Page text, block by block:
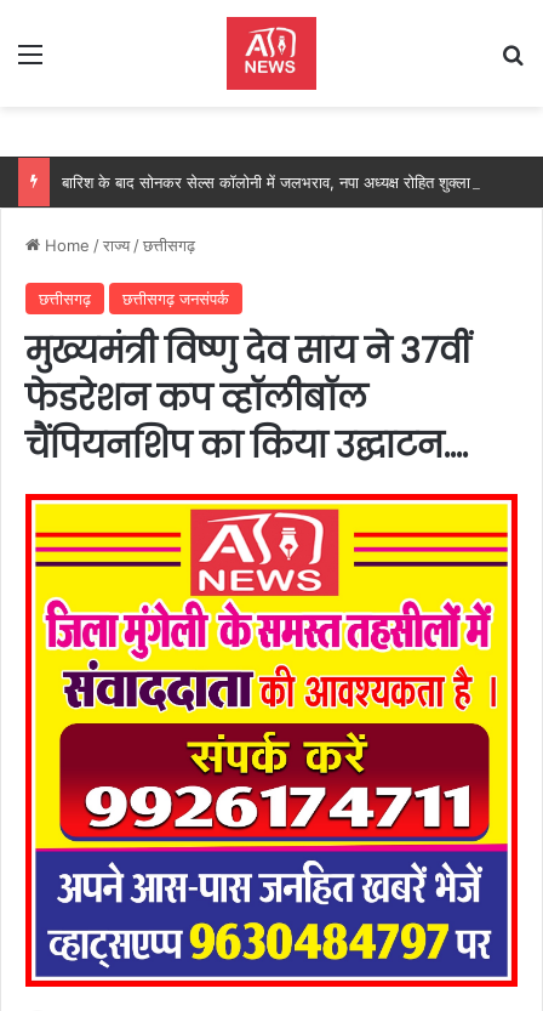
Menu
Home /राज्य /छत्तीसगढ़
छत्तीसगढ़ छत्तीसगढ़ जनसंपर्क
मुख्यमंत्री विष्णु देव साय ने 37वीं
फेडरेशन कप व्हॉलीबॉल
चैंपियनशिप का किया उद्घाटन….